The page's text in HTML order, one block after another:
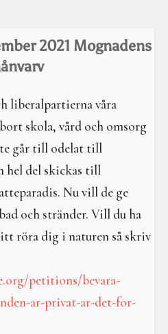
2021 Mognadens
liberalpartierna våra
skola, vård och omsorg
går till odelat till
hel del skickas till
Nu vill de ge
och stränder. Vill du ha
röra dig i naturen så skriv
petitions/bevara-
ar-privat-ar-det-for-